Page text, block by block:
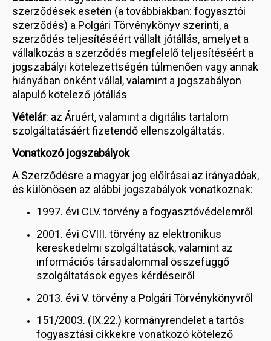
szerződések esetén (a továbbiakban: fogyasztói
szerződés) a Polgári Törvénykönyv szerinti, a
szerződés teljesítéséért vállalt jótállás, amelyet a
vállalkozás a szerződés megfelelő teljesítéséért a
jogszabályi kötelezettségén túlmenően vagy annak
hiányában önként vállal, valamint a jogszabályon
alapuló kötelező jótállás
Vételár: az Áruért, valamint a digitális tartalom
szolgáltatásáért fizetendő ellenszolgáltatás.
Vonatkozó jogszabályok
A Szerződésre a magyar jog előírásai az irányadóak,
és különösen az alábbi jogszabályok vonatkoznak:
1997. évi CLV. törvény a fogyasztóvédelemről
2001. évi CVIII. törvény az elektronikus
kereskedelmi szolgáltatások, valamint az
információs társadalommal összefüggő
szolgáltatások egyes kérdéseiről
2013. évi V. törvény a Polgári Törvénykönyvről
151/2003. (IX.22.) kormányrendelet a tartós
fogyasztási cikkekre vonatkozó kötelező